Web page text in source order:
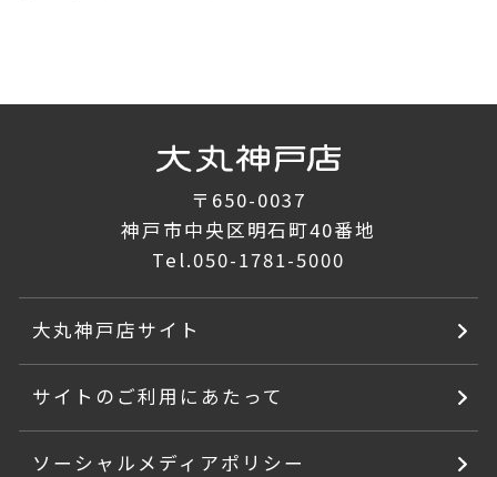
〒650-0037
神戸市中央区明石町40番地
Tel.050-1781-5000
大丸神戸店サイト
サイトのご利用にあたって
ソーシャルメディアポリシー